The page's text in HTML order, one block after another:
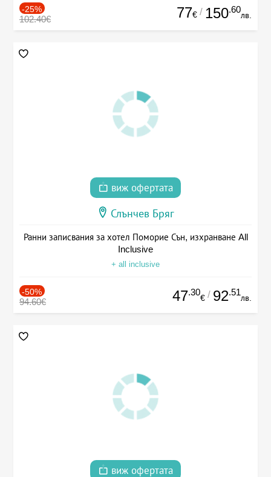
-25%
102.40€ 77€ / 150.60
лв.
виж офертата
Слънчев Бряг
Ранни записвания за хотел Поморие Сън, изхранване All
Inclusive
+ all inclusive
-50%
94.60€ 47.30
€ / 92.51
лв.
виж офертата